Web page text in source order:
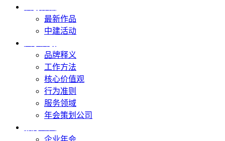
最新作品
中建活动
品牌释义
工作方法
核心价值观
行为准则
服务领域
年会策划公司
企业年会